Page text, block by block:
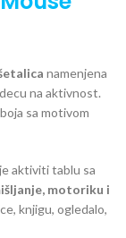
namenjena
na aktivnost.
sa motivom
aktiviti tablu sa
motoriku i
knjigu, ogledalo,